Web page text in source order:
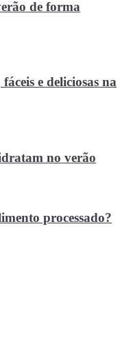
de forma
e deliciosas na
no verão
processado?